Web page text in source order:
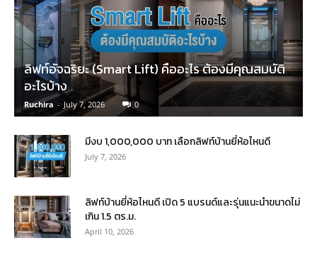
ลิฟท์อัจฉริยะ (Smart Lift) คืออะไร ต้องมีคุณสมบัติ
อะไรบ้าง
Ruchira - July 7, 2026 0
มีงบ 1,000,000 บาท เลือกลิฟท์บ้านยี่ห้อไหนดี
July 7, 2026
ลิฟท์บ้านยี่ห้อไหนดี เปิด 5 แบรนด์และรุ่นแนะนำขนาดไม่
เกิน 1.5 ตร.ม.
April 10, 2026